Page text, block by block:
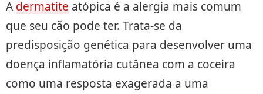
A dermatite atópica é a alergia mais comum
que seu cão pode ter. Trata-se da
predisposição genética para desenvolver uma
doença inflamatória cutânea com a coceira
como uma resposta exagerada a uma